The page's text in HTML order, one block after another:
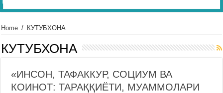
Home / КУТУБХОНА
КУТУБХОНА
«ИНСОН, ТАФАККУР, СОЦИУМ ВА
КОИНОТ: ТАРАҚҚИЁТИ, МУАММОЛАРИ